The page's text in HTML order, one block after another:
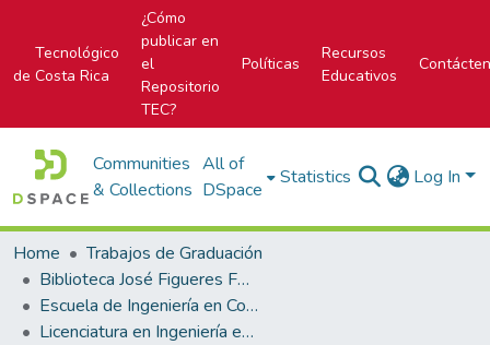
Tecnológico
de Costa Rica
¿Cómo
publicar en
el
Repositorio
TEC?
Políticas
Recursos
Educativos
Communities
& Collections
All of
DSpace
Statistics Log In
Home
Trabajos de Graduación
Biblioteca José Figueres Ferrer
Escuela de Ingeniería en Construcción
Licenciatura en Ingeniería en Construcción